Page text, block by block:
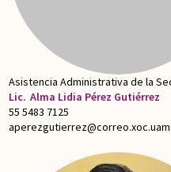
Asistencia Administrativa de la
Lic. Alma Lidia Pérez Gutiérrez
55 5483 7125